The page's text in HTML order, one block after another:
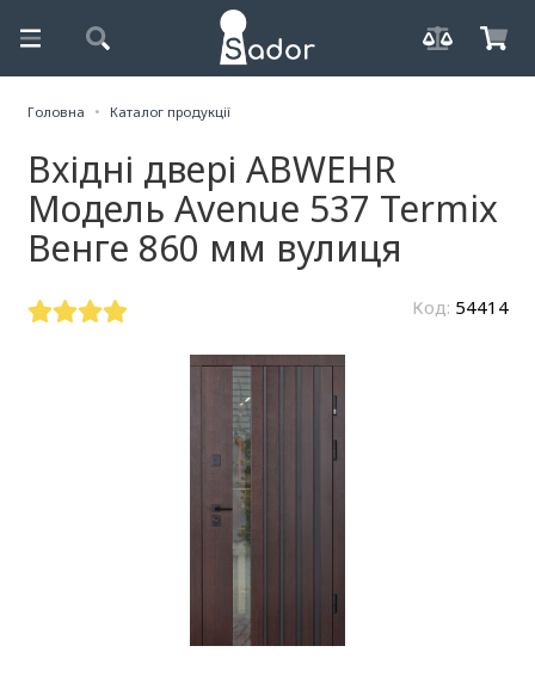
Головна Каталог продукції
Вхідні двері ABWEHR
Модель Avenue 537 Termix
Венге 860 мм вулиця
Код: 54414